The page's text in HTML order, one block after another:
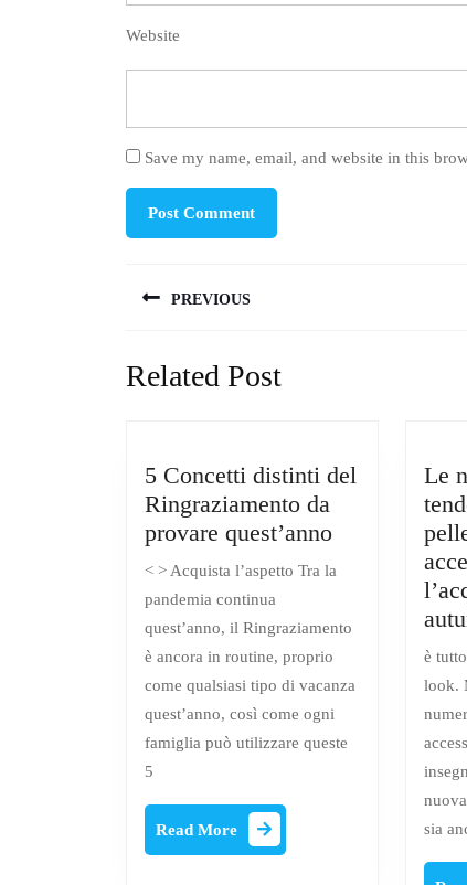
Website
Save my name, email, and website in this
navigation
PREVIOUS
post:
Related Post
5 Concetti distinti del
Ringraziamento da
provare quest’anno5
del
provare
quest’anno
< > Acquista l’aspetto Tra la
pandemia continua
quest’anno, il Ringraziamento
è ancora in routine, proprio
come qualsiasi tipo di vacanza
quest’anno, così come ogni
famiglia può utilizzare queste
5
Read More
More
Le
è
look.
sia